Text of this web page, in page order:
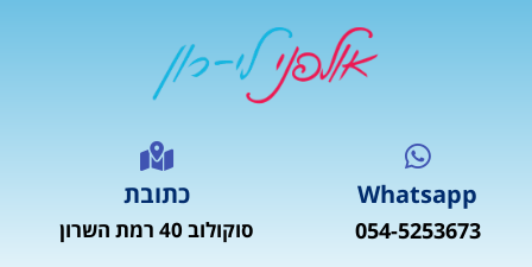
Whatsapp
054-5253673
כתובת
סוקולוב 40 רמת השרון